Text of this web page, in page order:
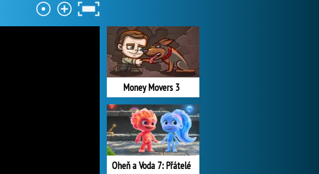
Money Movers 3
Oheň a Voda 7: Přátelé